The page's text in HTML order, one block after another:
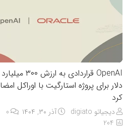
OpenAI قراردادی به ارزش ۳۰۰ میلیارد
دلار برای پروژه استارگیت با اوراکل امضا
کرد
دیجیاتو digiato آذر ۳۰, ۱۴۰۴
0
204